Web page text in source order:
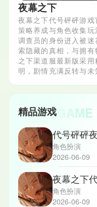
夜幕之下
夜幕之下代号砰砰游戏
策略养成与角色收集
调查员的身份进入被
索隐藏的真相，与拥
之下渠道服最新版采
明，剧情充满反转与未
精品游戏GAME
角色扮演
2026-06-09
角色扮演
2026-06-09